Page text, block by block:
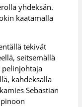
yhdeksän.
kaatamalla
tekivät
seitsemällä
pelinjohtaja
kahdeksalla
Sebastian